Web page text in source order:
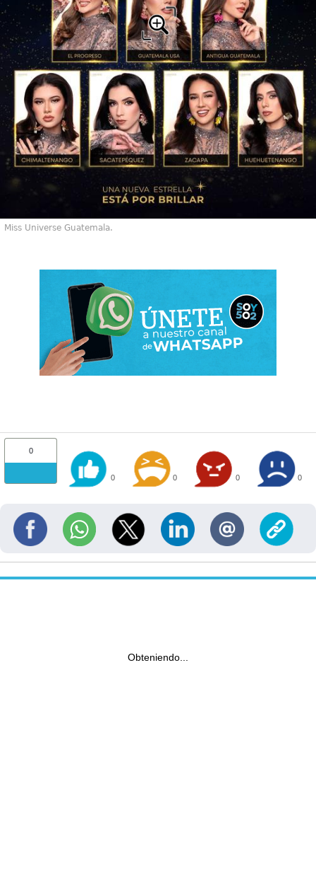
Miss Universe Guatemala.
0
0 0 0 0
Obteniendo...